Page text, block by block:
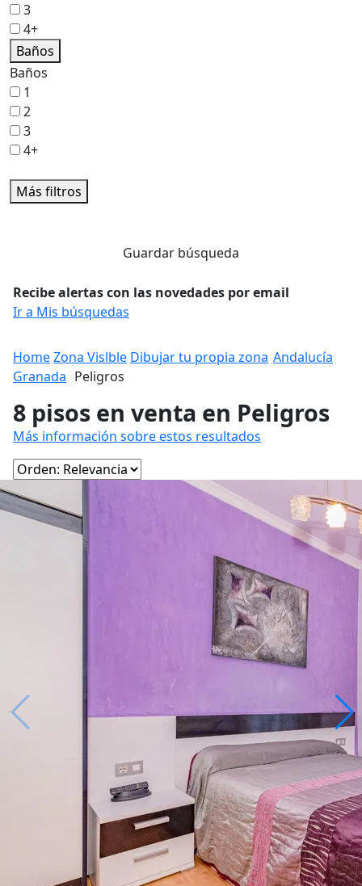
3
4+
Baños
Baños
1
2
3
4+
Más filtros
Guardar búsqueda
Recibe alertas con las novedades por email
Ir a Mis búsquedas
HomeZona Vislble Dibujar tu propia zona Andalucía
Granada Peligros
8 pisos en venta en Peligros
Más información sobre estos resultados